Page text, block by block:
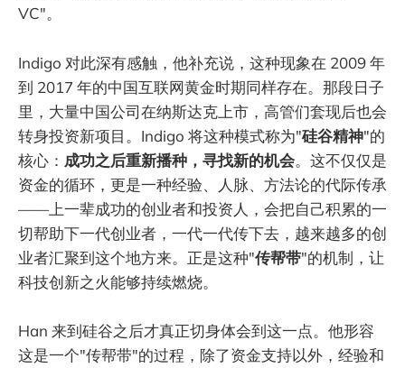
VC"。
Indigo 对此深有感触，他补充说，这种现象在 2009 年
到 2017 年的中国互联网黄金时期同样存在。那段日子
里，大量中国公司在纳斯达克上市，高管们套现后也会
转身投资新项目。Indigo 将这种模式称为"硅谷精神"的
核心： 成功之后重新播种，寻找新的机会。这不仅仅是
资金的循环，更是一种经验、人脉、方法论的代际传承
——上一辈成功的创业者和投资人，会把自己积累的一
切帮助下一代创业者，一代一代传下去，越来越多的创
业者汇聚到这个地方来。正是这种"传帮带"的机制，让
科技创新之火能够持续燃烧。
Han 来到硅谷之后才真正切身体会到这一点。他形容
这是一个"传帮带"的过程，除了资金支持以外，经验和